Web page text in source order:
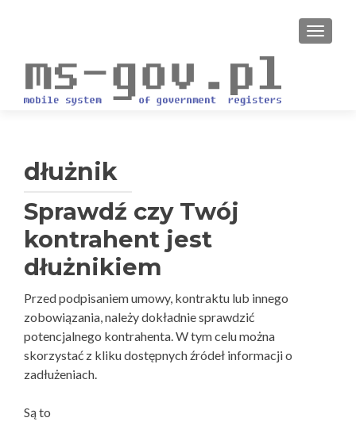
dłużnik
Sprawdź czy Twój
kontrahent jest
dłużnikiem
Przed podpisaniem umowy, kontraktu lub innego
zobowiązania, należy dokładnie sprawdzić
potencjalnego kontrahenta. W tym celu można
skorzystać z kliku dostępnych źródeł informacji o
zadłużeniach.
Są to